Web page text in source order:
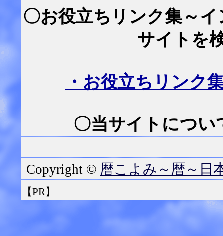
〇お役立ちリンク集～
サイトを
・お役立ちリンク
〇当サイトについ
Copyright © 暦こよみ～暦～日
【PR】